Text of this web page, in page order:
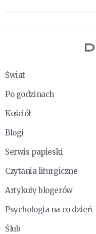
Świat
Po godzinach
Kościół
Blogi
Serwis papieski
Czytania liturgiczne
Artykuły blogerów
Psychologia na co dzień
Ślub